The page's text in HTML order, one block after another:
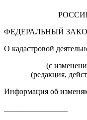
ФЕДЕРАЛЬНЫЙ
О кадастровой
(с
(редакция,
Информация об